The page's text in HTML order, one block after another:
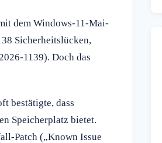
dem Windows-11-Mai-
Sicherheitslücken,
1139). Doch das
bestätigte, dass
Speicherplatz bietet.
Patch („Known Issue